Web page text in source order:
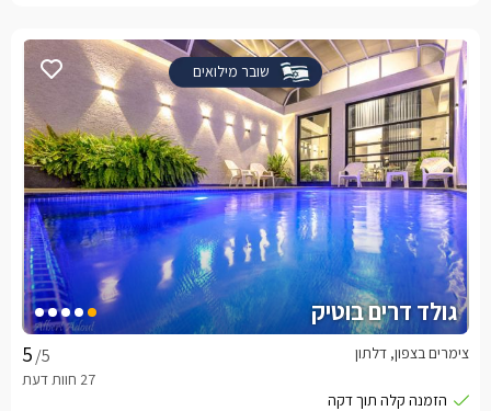
שובר מילואים
גולד דרים בוטיק
/5 צימרים בצפון, דלתון